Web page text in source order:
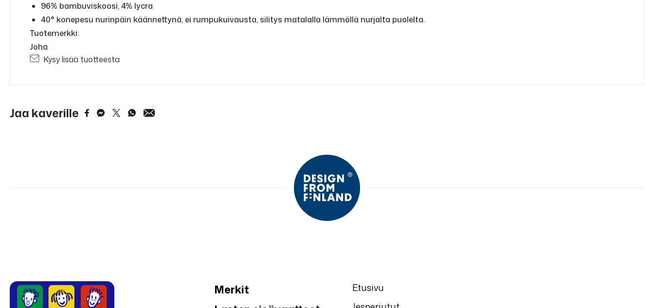
96% bambuviskoosi, 4% lycra
40° konepesu nurinpäin käännettynä, ei rumpukuivausta, silitys matalalla lämmöllä nurjalta puolelta.
Tuotemerkki:
Joha
Kysy lisää tuotteesta
Jaa kaverille
Merkit
Etusivu